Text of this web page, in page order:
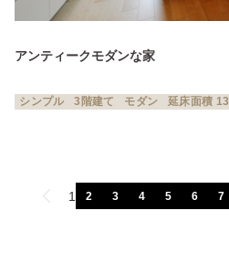
アンティークモダンな家
シンプル 3階建て モダン 延床面積
1 2 3 4 5 6 7